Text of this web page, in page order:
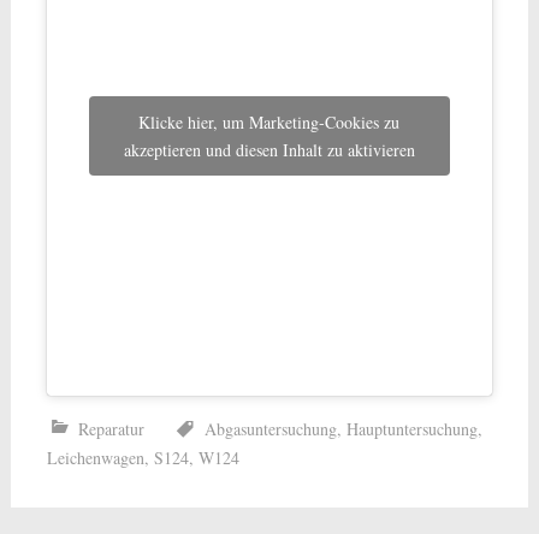
Klicke hier, um Marketing-Cookies zu
akzeptieren und diesen Inhalt zu aktivieren
Reparatur Abgasuntersuchung, Hauptuntersuchung,
Leichenwagen, S124, W124